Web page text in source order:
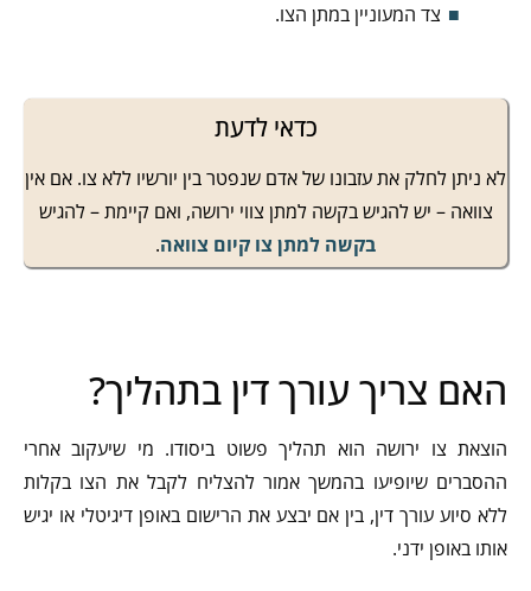
צד המעוניין במתן הצו.
כדאי לדעת
לא ניתן לחלק את עזבונו של אדם שנפטר בין יורשיו ללא צו. אם אין
צוואה – יש להגיש בקשה למתן צווי ירושה, ואם קיימת – להגיש
בקשה למתן צו קיום צוואה.
האם צריך עורך דין בתהליך?
הוצאת צו ירושה הוא תהליך פשוט ביסודו. מי שיעקוב אחרי
ההסברים שיופיעו בהמשך אמור להצליח לקבל את הצו בקלות
ללא סיוע עורך דין, בין אם יבצע את הרישום באופן דיגיטלי או יגיש
אותו באופן ידני.